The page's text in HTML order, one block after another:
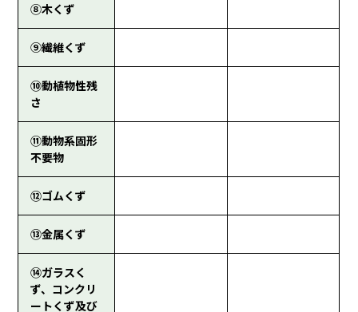
⑧木くず
⑨繊維くず
⑩動植物性残
さ
⑪動物系固形
不要物
⑫ゴムくず
⑬金属くず
⑭ガラスく
ず、コンクリ
ートくず及び